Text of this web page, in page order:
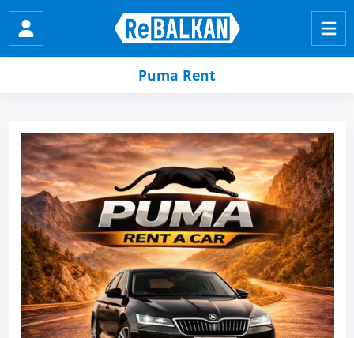
Puma Rent